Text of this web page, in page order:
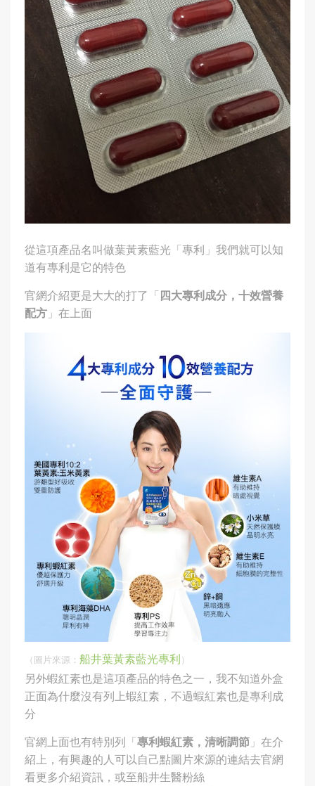
從這項產品名叫做葉黃素藍光「專利」我們就可以知
道有專利是它的特色
官網介紹更是大大的打了「四大專利成分，十效營養
配方 」在上面
（圖片來源： 船井葉黃素藍光專利）
另外蝦紅素也是這項產品的特色之一，我不知道外盒
正面為什麼沒有列上蝦紅素，不過蝦紅素也是專利成
分
官網上面也有特別列「專利蝦紅素，清晰調節 」在介
紹上，有興趣的人可以自己點圖片來源的連結去官網
看更多介紹資訊，或至船井生醫粉絲